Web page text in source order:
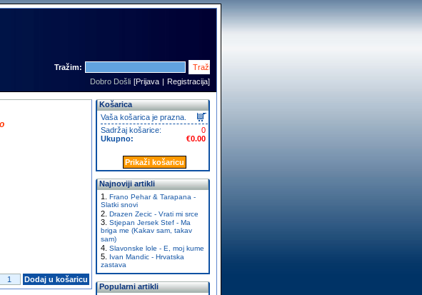
Tražim:
Dobro Došli [Prijava | Registracija]
Dodaj u košaricu
Košarica
Vaša košarica je prazna.
0
Sadržaj košarice:
€0.00
Ukupno:
Prikaži košaricu
Najnoviji artikli
Frano Pehar & Tarapana -
Slatki snovi
Drazen Zecic - Vrati mi srce
Stjepan Jersek Stef - Ma
briga me (Kakav sam, takav
sam)
Slavonske lole - E, moj kume
Ivan Mandic - Hrvatska
zastava
Popularni artikli